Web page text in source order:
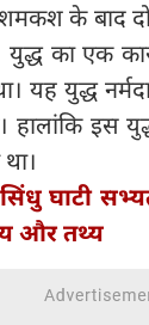
के बाद
युद्ध का एक
यह युद्ध
इस
सिंधु घाटी
और तथ्य